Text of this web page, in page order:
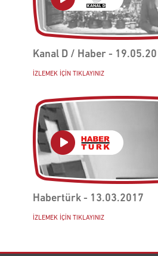
İZLEMEK İÇİN TIKLAYINIZ
Kanal D / Haber -
İZLEMEK İÇİN TIKLAYINIZ
Habertürk - 13.03.2017
İZLEMEK İÇİN TIKLAYINIZ